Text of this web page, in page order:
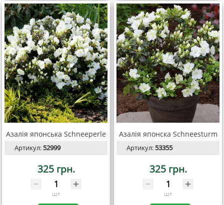
Азалія японська Schneeperle
Артикул:52999
325 грн.
шт
Азалія японска Schneesturm
Артикул:53355
325 грн.
шт